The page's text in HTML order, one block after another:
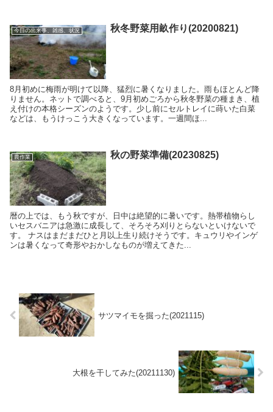
今日の出来事、雑感、状況 秋冬野菜用畝作り(20200821)
8月初めに梅雨が明けて以降、猛烈に暑くなりました。雨もほとんど降
りません。ネットで調べると、9月初めごろから秋冬野菜の種まき、植
え付けの本格シーズンのようです。少し前にセルトレイに蒔いた白菜
などは、もうけっこう大きくなっています。一週間ほ...
農作業 秋の野菜準備(20230825)
暦の上では、もう秋ですが、日中は絶望的に暑いです。熱帯植物らし
いセスバニアは急激に成長して、そろそろ刈りとらないといけないで
す。 ナスはまだまだひと月以上生り続けそうです。キュウリやインゲ
ンは暑くなって奇形やおかしなものが増えてきた...
サツマイモを掘った(2021115)
大根を干してみた(20211130)